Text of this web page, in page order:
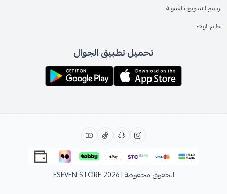
برنامج التسويق بالعمولة
نظام الولاء
تحميل تطبيق الجوال
الحقوق محفوظة | 2026 ESEVEN STORE